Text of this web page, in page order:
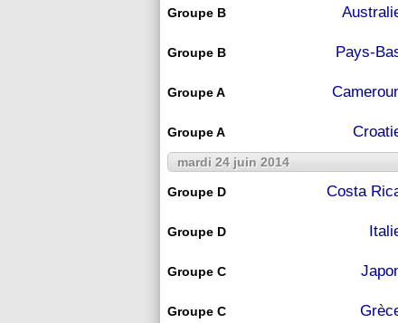
Groupe B
Groupe B Pays-
Groupe A
Groupe A
mardi 24 juin 2014
Groupe D Costa
Groupe D
Groupe C
Groupe C